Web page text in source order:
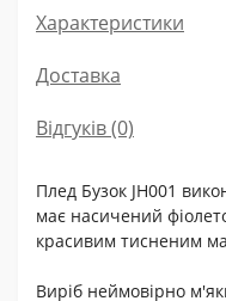
Характеристики
Доставка
Відгуків (0)
Плед Бузок JH001
має насичений
красивим тисненим
Виріб неймовірно